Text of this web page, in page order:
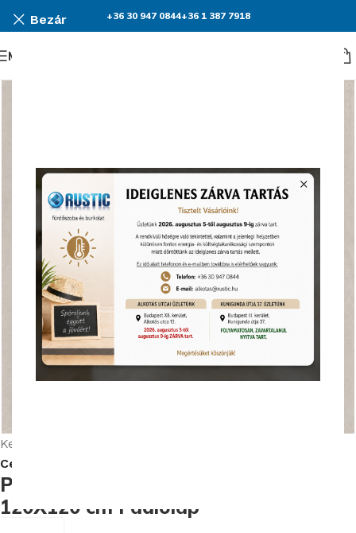
Bezár +36 30 947 0844+36 1 387 7918
Menü
Kezdőlap
Ceramiche Piemme Homey burkolat kollekció
Piemme Homey Cloudy Nat/Ret
120X120 cm Padlólap